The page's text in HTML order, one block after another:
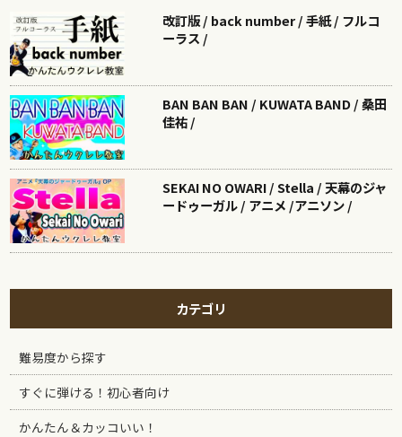
改訂版 / back number / 手紙 / フルコ
ーラス /
BAN BAN BAN / KUWATA BAND / 桑田
佳祐 /
SEKAI NO OWARI / Stella / 天幕のジャ
ードゥーガル / アニメ /アニソン /
カテゴリ
難易度から探す
すぐに弾ける！初心者向け
かんたん＆カッコいい！